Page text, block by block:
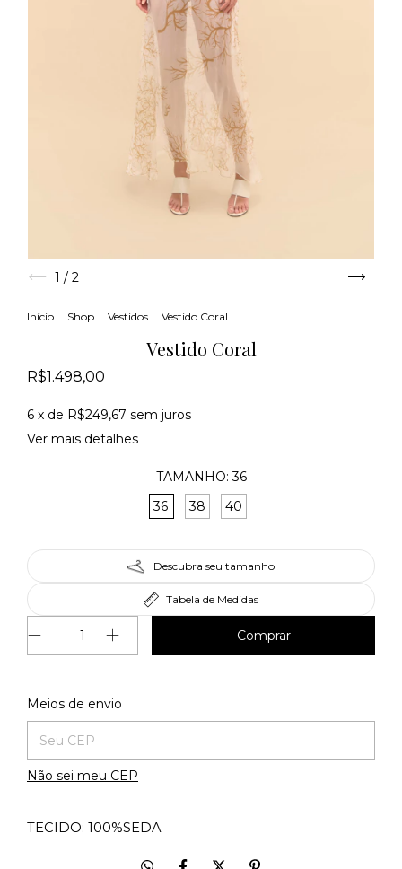
1 / 2
Início . Shop . Vestidos . Vestido Coral
Vestido Coral
R$1.498,00
6 x de R$249,67 sem juros
Ver mais detalhes
TAMANHO:36
36
38 40
Descubra seu tamanho
Tabela de Medidas
Entregas para o CEP:
Meios de envio
Não sei meu CEP
TECIDO: 100%SEDA